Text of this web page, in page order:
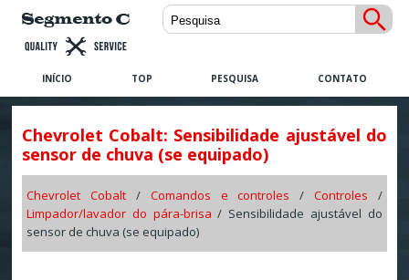
INÍCIO TOP PESQUISA CONTATO
Chevrolet Cobalt: Sensibilidade ajustável do
sensor de chuva (se equipado)
Chevrolet Cobalt/ Comandos e controles /Controles /
Limpador/lavador do pára-brisa / Sensibilidade ajustável do
sensor de chuva (se equipado)